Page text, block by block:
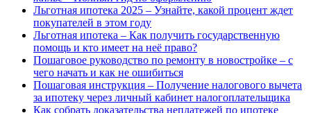
Льготная ипотека 2025 – Узнайте, какой процент ждет
покупателей в этом году
Льготная ипотека – Как получить государственную
помощь и кто имеет на неё право?
Пошаговое руководство по ремонту в новостройке – с
чего начать и как не ошибиться
Пошаговая инструкция – Получение налогового вычета
за ипотеку через личный кабинет налогоплательщика
Как собрать доказательства неплатежей по ипотеке